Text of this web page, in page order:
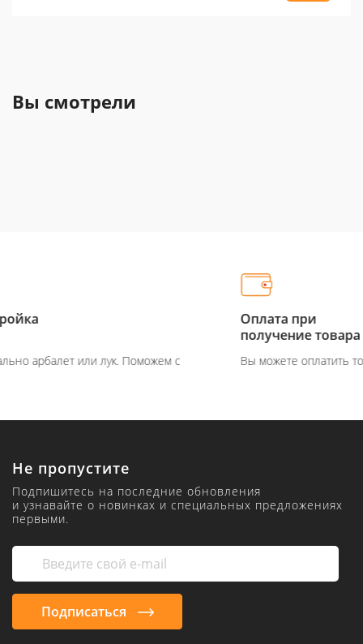
Вы смотрели
Оплата при
Вы можете оплатить товар на сайте или при получение
Не пропустите
Подпишитесь на последние обновления
и узнавайте о новинках и специальных предложениях
первыми.
Подписаться